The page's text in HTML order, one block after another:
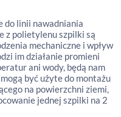
do linii nawadniania
z polietylenu szpilki są
mechaniczne i wpływ
im działanie promieni
ani wody, będą nam
być użyte do montażu
na powierzchni ziemi,
jednej szpilki na 2